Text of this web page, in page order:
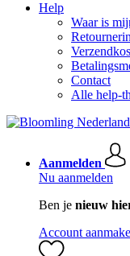
Help
Waar is
Contact
Alle help-
Aanmelden
Nu aanmelden
Ben je nieuw
Account